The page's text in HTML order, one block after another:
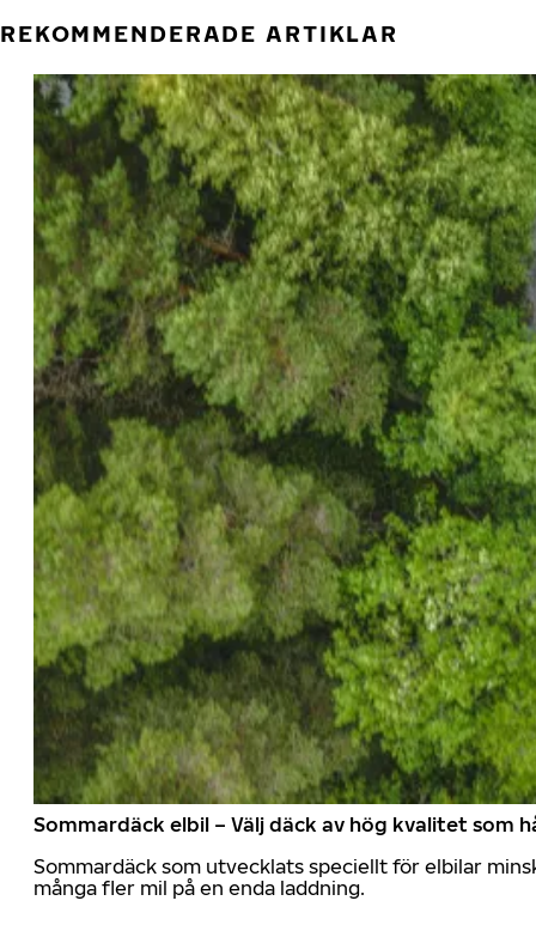
REKOMMENDERADE ARTIKLAR
Sommardäck elbil – Välj däck av hög kvalitet som
Sommardäck som utvecklats speciellt för elbilar
många fler mil på en enda laddning.